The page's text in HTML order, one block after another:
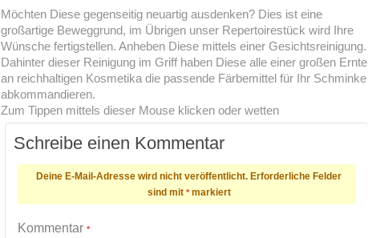
Möchten Diese gegenseitig neuartig ausdenken? Dies ist eine
großartige Beweggrund, im Übrigen unser Repertoirestück wird Ihre
Wünsche fertigstellen. Anheben Diese mittels einer Gesichtsreinigung.
Dahinter dieser Reinigung im Griff haben Diese alle einer großen Ernte
an reichhaltigen Kosmetika die passende Färbemittel für Ihr Schminke
abkommandieren.
Zum Tippen mittels dieser Mouse klicken oder wetten
Schreibe einen Kommentar
Deine E-Mail-Adresse wird nicht veröffentlicht. Erforderliche Felder
sind mit *markiert
Kommentar *